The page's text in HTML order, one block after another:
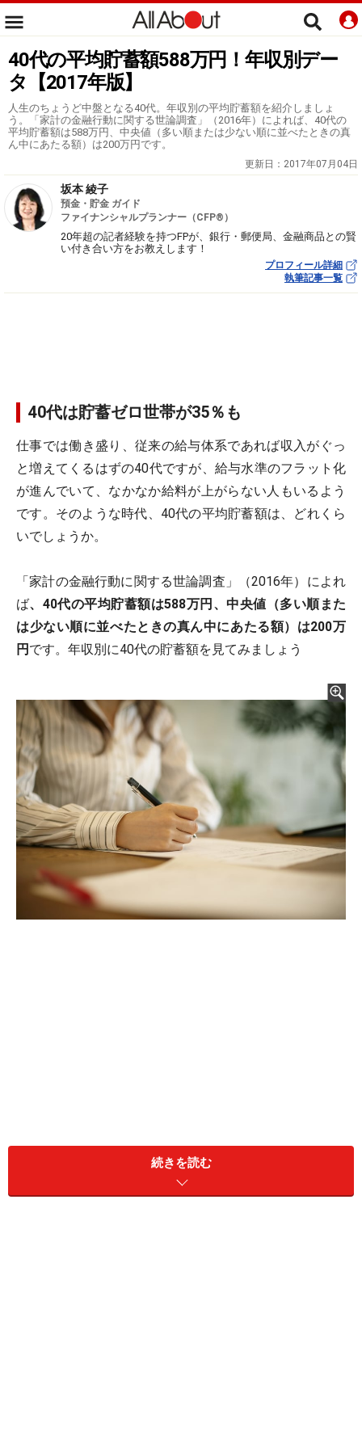
40代の平均貯蓄額588万円！年収別デー
タ【2017年版】
人生のちょうど中盤となる40代。年収別の平均貯蓄額を紹介しましょ
う。「家計の金融行動に関する世論調査」（2016年）によれば、40代の
平均貯蓄額は588万円、中央値（多い順または少ない順に並べたときの真
ん中にあたる額）は200万円です。
更新日： 2017年07月04日
坂本 綾子
預金・貯金 ガイド
ファイナンシャルプランナー（CFP®）
20年超の記者経験を持つFPが、銀行・郵便局、金融商品との賢
い付き合い方をお教えします！
プロフィール詳細
執筆記事一覧
40代は貯蓄ゼロ世帯が35％も
仕事では働き盛り、従来の給与体系であれば収入がぐっ
と増えてくるはずの40代ですが、給与水準のフラット化
が進んでいて、なかなか給料が上がらない人もいるよう
です。そのような時代、40代の平均貯蓄額は、どれくら
いでしょうか。
「家計の金融行動に関する世論調査」（2016年）によれ
ば、40代の平均貯蓄額は588万円、中央値（多い順また
は少ない順に並べたときの真ん中にあたる額）は200万
円 です。年収別に40代の貯蓄額を見てみましょう
40代の平均貯蓄額588万円！
続きを読む